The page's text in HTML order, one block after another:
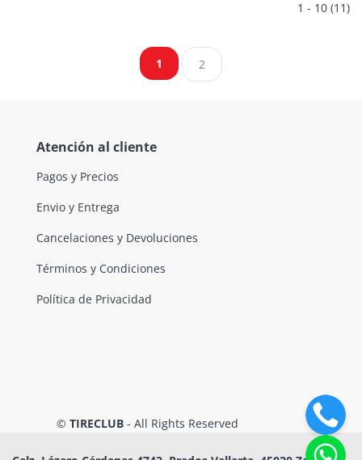
1 - 10 (11)
1 2
Atención al cliente
Pagos y Precios
Envio y Entrega
Cancelaciones y Devoluciones
Términos y Condiciones
Política de Privacidad
© TIRECLUB - All Rights Reserved